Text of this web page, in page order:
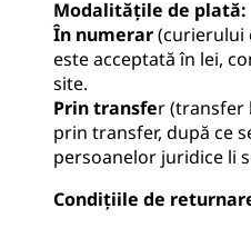
Modalitățile de plată:
În numerar(curierului
este acceptată în lei,
site.
Prin transfer (transfer
prin transfer, după ce
persoanelor juridice li
Condițiile de